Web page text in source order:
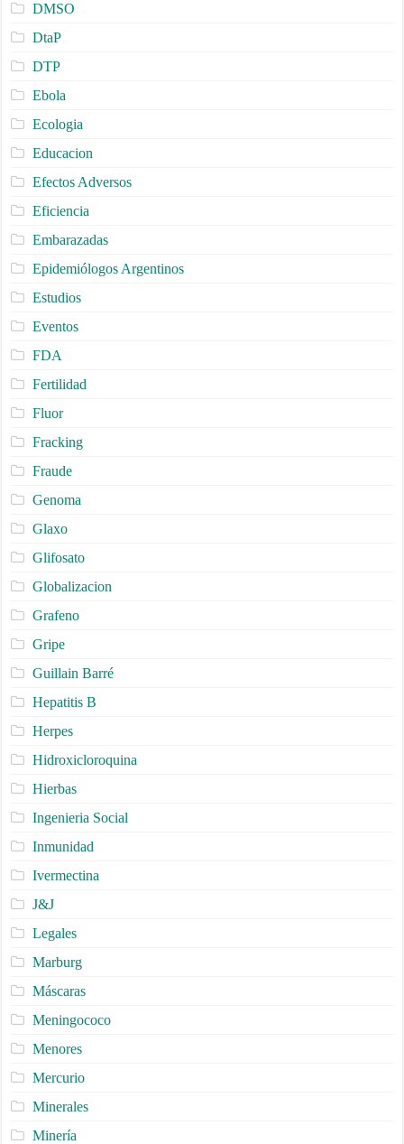
DMSO
DtaP
DTP
Ebola
Ecologia
Educacion
Efectos Adversos
Eficiencia
Embarazadas
Epidemiólogos Argentinos
Estudios
Eventos
FDA
Fertilidad
Fluor
Fracking
Fraude
Genoma
Glaxo
Glifosato
Globalizacion
Grafeno
Gripe
Guillain Barré
Hepatitis B
Herpes
Hidroxicloroquina
Hierbas
Ingenieria Social
Inmunidad
Ivermectina
J&J
Legales
Marburg
Máscaras
Meningococo
Menores
Mercurio
Minerales
Minería